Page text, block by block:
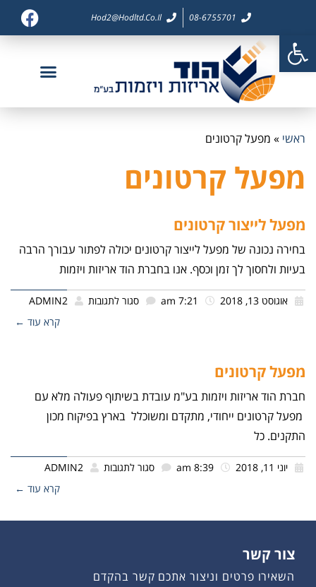
פתח סרגל נגישות
08-6755701
Hod2@hodltd.co.il
ראשי » מפעל קרטונים
מפעל קרטונים
מפעל לייצור קרטונים
בחירה נכונה של מפעל לייצור קרטונים יכולה לפתור עבורך הרבה
בעיות ולחסוך לך זמן וכסף. אנו בחברת הוד אריזות ויזמות
אוגוסט 13, 2018 סגור לתגובות
ADMIN2
קרא עוד ←
מפעל קרטונים
חברת הוד אריזות ויזמות בע"מ עובדת בשיתוף פעולה מלא עם
מפעל קרטונים ייחודי, מתקדם ומשוכלל בארץ בפיקוח מכון
התקנים. כל
יוני 11, 2018 סגור לתגובות
ADMIN2
קרא עוד ←
צור קשר
השאירו פרטים וניצור אתכם קשר בהקדם